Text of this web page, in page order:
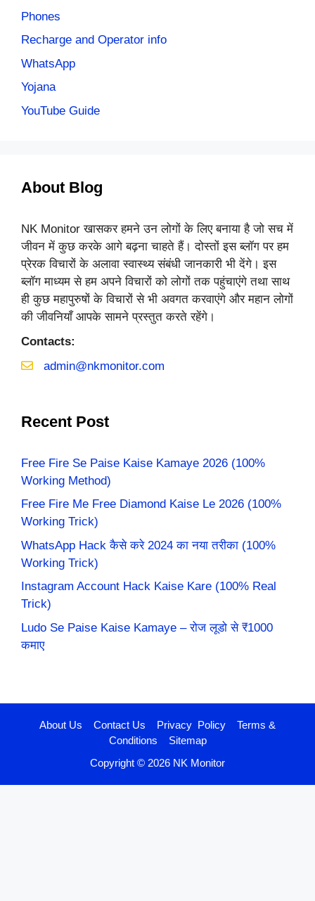
Phones
Recharge and Operator info
WhatsApp
Yojana
YouTube Guide
About Blog
NK Monitor खासकर हमने उन लोगों के लिए बनाया है जो सच में
जीवन में कुछ करके आगे बढ़ना चाहते हैं। दोस्तों इस ब्लॉग पर हम
प्रेरक विचारों के अलावा स्वास्थ्य संबंधी जानकारी भी देंगे। इस
ब्लॉग माध्यम से हम अपने विचारों को लोगों तक पहुंचाएंगे तथा साथ
ही कुछ महापुरुषों के विचारों से भी अवगत करवाएंगे और महान लोगों
की जीवनियाँ आपके सामने प्रस्तुत करते रहेंगे।
Contacts:
admin@nkmonitor.com
Recent Post
Free Fire Se Paise Kaise Kamaye 2026 (100%
Working Method)
Free Fire Me Free Diamond Kaise Le 2026 (100%
Working Trick)
WhatsApp Hack कैसे करे 2024 का नया तरीका (100%
Working Trick)
Instagram Account Hack Kaise Kare (100% Real
Trick)
Ludo Se Paise Kaise Kamaye – रोज लूडो से ₹1000
कमाए
About Us Contact Us Privacy Policy
Terms &
Conditions
Sitemap
Copyright © 2026 NK Monitor